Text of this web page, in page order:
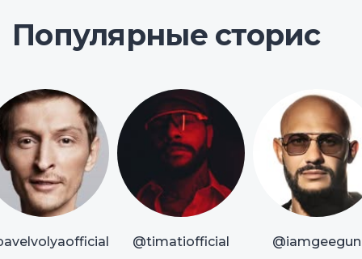
Популярные сторис
@timatiofficial @iamgeegun